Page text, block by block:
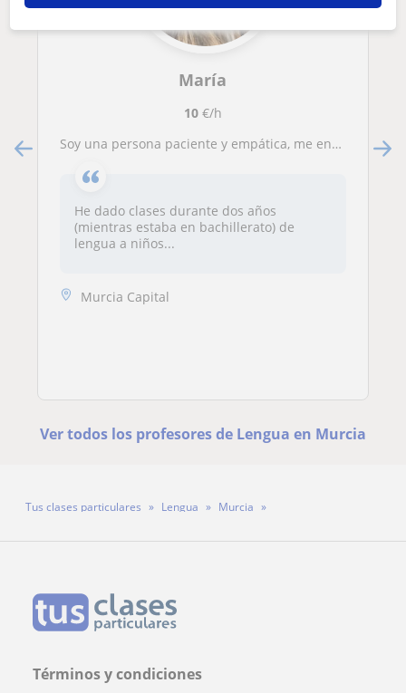
María
10€/h
Soy una persona paciente y empática, me encantaría poder ayudar a niños de primaria con esta materia
He dado clases durante dos años
(mientras estaba en bachillerato) de
lengua a niños...
Murcia Capital
Ver todos los profesores de Lengua en Murcia
Tus clases particulares Lengua
Murcia
Términos y condiciones